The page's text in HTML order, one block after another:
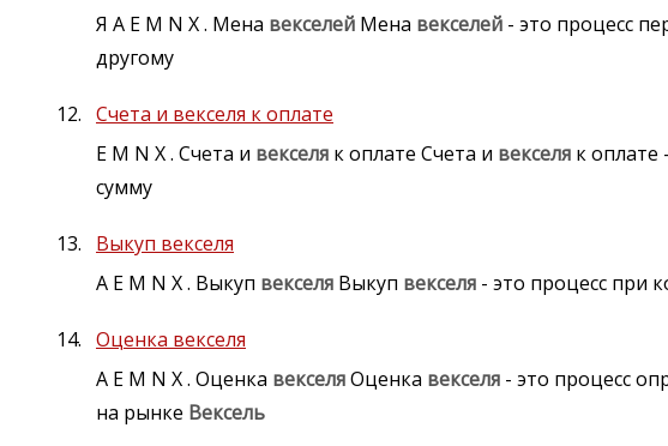
Я A E M N X . Мена векселей Мена векселей - это процесс
другому
Счета и векселя к оплате
E M N X . Счета и векселя к оплате Счета и векселя к оплате
сумму
Выкуп векселя
A E M N X . Выкуп векселя Выкуп векселя - это процесс при
Оценка векселя
A E M N X . Оценка векселяОценка векселя - это процесс
на рынке Вексель